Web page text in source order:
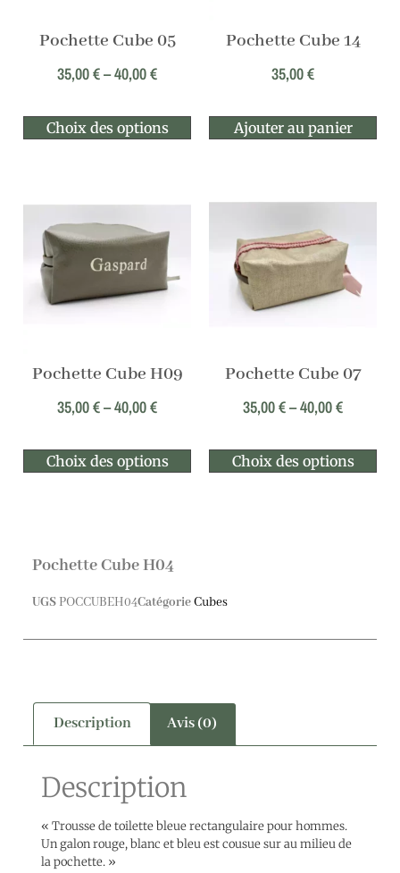
Pochette Cube 05
35,00€–40,00€
Choix des options
Pochette Cube 14
35,00€
Ajouter au panier
Pochette Cube H09
35,00€–40,00€
Choix des options
Pochette Cube 07
35,00€–40,00€
Choix des options
Pochette Cube H04
UGSPOCCUBEH04CatégorieCubes
Description Avis (0)
Description
« Trousse de toilette bleue rectangulaire pour hommes.
Un galon rouge, blanc et bleu est cousue sur au milieu de
la pochette. »